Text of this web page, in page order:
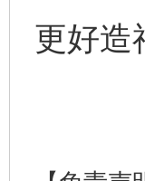
更好造